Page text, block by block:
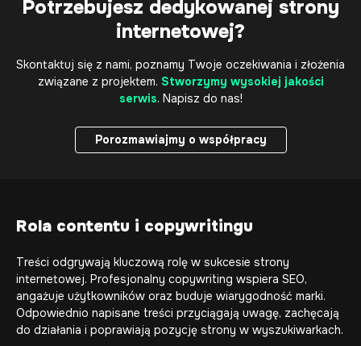
Potrzebujesz dedykowanej strony
internetowej?
Skontaktuj się z nami, poznamy Twoje oczekiwania i złożenia
związane z projektem. Stworzymy wysokiej jakości
serwis. Napisz do nas!
Porozmawiajmy o współpracy
Rola contentu i copywritingu
Treści odgrywają kluczową rolę w sukcesie strony
internetowej. Profesjonalny copywriting wspiera SEO,
angażuje użytkowników oraz buduje wiarygodność marki.
Odpowiednio napisane treści przyciągają uwagę, zachęcają
do działania i poprawiają pozycję strony w wyszukiwarkach.